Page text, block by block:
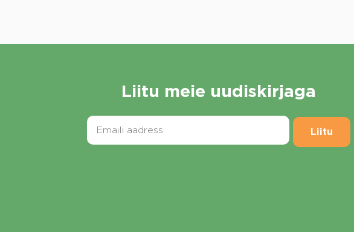
Liitu meie uudiskirjaga
Liitu